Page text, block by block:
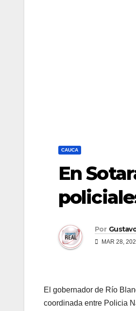
CAUCA
En
Por
MAR 28,
El gobernador de Río
coordinada entre Policia